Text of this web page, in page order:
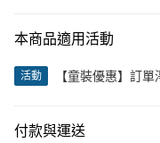
本商品適用活動
活動
【童裝優惠】訂
付款與運送